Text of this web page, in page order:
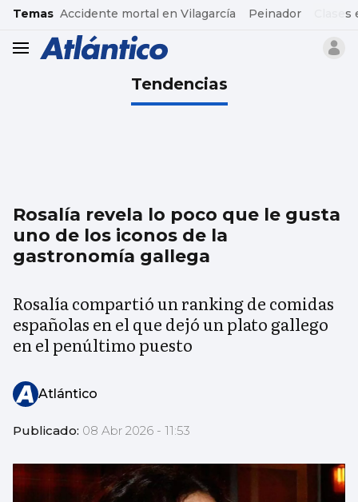
common.go-to-content
Temas Accidente mortal en Vilagarcía Peinador
header.menu.open
Tendencias
Rosalía revela lo poco que le gusta
uno de los iconos de la
gastronomía gallega
Rosalía compartió un ranking de comidas
españolas en el que dejó un plato gallego
en el penúltimo puesto
Atlántico
Publicado: 08 Abr 2026 - 11:53